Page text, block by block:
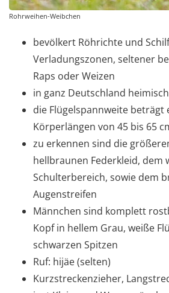
Rohrweihen-Weibchen
bevölkert Röhrichte und
Verladungszonen, seltener
Raps oder Weizen
in ganz Deutschland
die Flügelspannweite beträgt
Körperlängen von 45 bis 65
zu erkennen sind die
hellbraunen Federkleid, dem
Schulterbereich, sowie dem
Augenstreifen
Männchen sind komplett
Kopf in hellem Grau, weiße
schwarzen Spitzen
Ruf: hijäe (selten)
Kurzstreckenzieher,